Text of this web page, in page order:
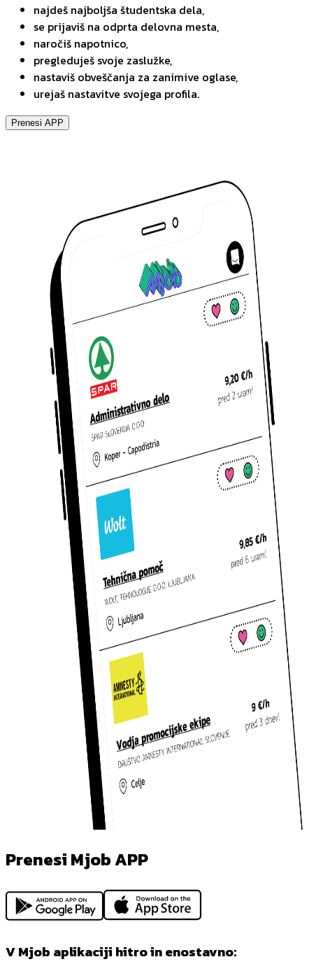
najdeš najboljša študentska dela,
se prijaviš na odprta delovna mesta,
naročiš napotnico,
pregleduješ svoje zaslužke,
nastaviš obveščanja za zanimive oglase,
urejaš nastavitve svojega profila.
Prenesi APP
Prenesi Mjob APP
V Mjob aplikaciji hitro in enostavno: